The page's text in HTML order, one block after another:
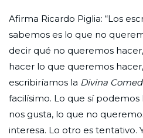
Afirma Ricardo Piglia: “Los
sabemos es lo que no
decir qué no queremos
hacer lo que queremos
escribiríamos la Divina
facilísimo. Lo que sí
nos gusta, lo que no
interesa. Lo otro es tentativo.